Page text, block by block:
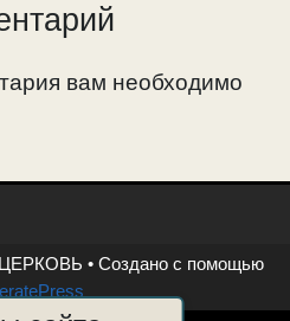
вам необходимо
• Создано с помощью